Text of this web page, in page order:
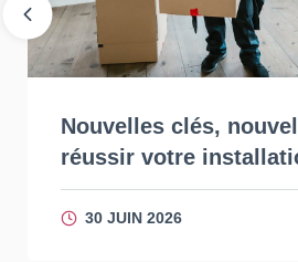
Nouvelles clés,
réussir votre
achat immobilier à
30 JUIN 2026